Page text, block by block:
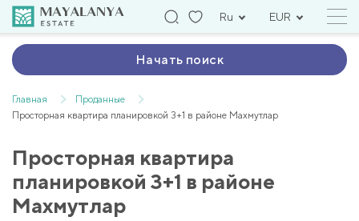
Ru EUR
Начать поиск
Главная
Проданные
Просторная квартира планировкой 3+1 в районе Махмутлар
Просторная квартира
планировкой 3+1 в районе
Махмутлар